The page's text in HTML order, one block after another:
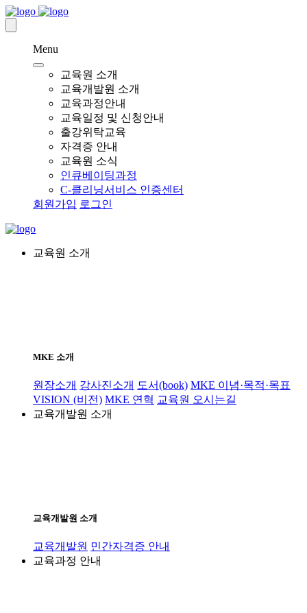
Menu
교육원 소개
교육개발원 소개
교육과정안내
교육일정 및 신청안내
출강위탁교육
자격증 안내
교육원 소식
인큐베이팅과정
C-클리닝서비스 인증센터
회원가입 로그인
교육원 소개
MKE 소개
원장소개 강사진소개 도서(book) MKE 이념·목적·목표
VISION (비전) MKE 연혁 교육원 오시는길
교육개발원 소개
교육개발원 소개
교육개발원 민간자격증 안내
교육과정 안내